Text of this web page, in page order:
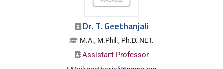
Dr. T. Geethanjali
M.A., M.Phil., Ph.D. NET.
Assistant Professor